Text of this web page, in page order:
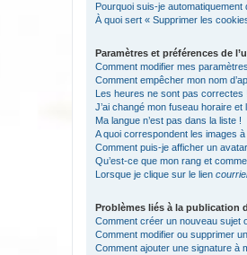
Pourquoi suis-je automatiquement
À quoi sert « Supprimer les
Paramètres et préférences de
Comment modifier mes
Comment empêcher mon nom
Les heures ne sont pas correctes !
J’ai changé mon fuseau horaire
Ma langue n’est pas dans la liste !
A quoi correspondent les images
Comment puis-je afficher un
Qu’est-ce que mon rang et
Lorsque je clique sur le lien courriel
Problèmes liés à la publication
Comment créer un nouveau sujet
Comment modifier ou supprimer
Comment ajouter une signature à